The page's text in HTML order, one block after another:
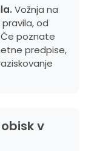
Vožnja na
od
poznate
predpise,
v